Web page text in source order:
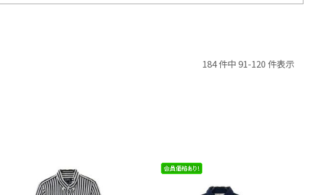
184 件中 91-120 件表示